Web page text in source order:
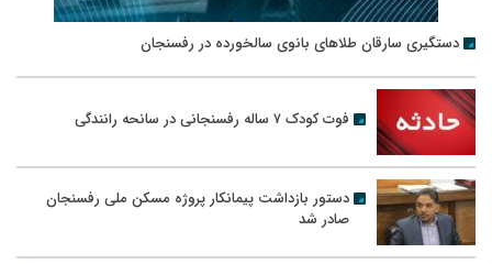
دستگیری سارقان طلاهای بانوی سالخورده در رفسنجان
فوت کودک ۷ ساله رفسنجانی در سانحه رانندگی
دستور بازداشت پیمانکار پروژه مسکن ملی رفسنجان
صادر شد